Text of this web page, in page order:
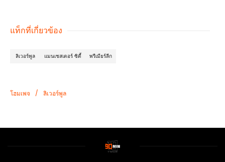
แท็กที่เกี่ยวข้อง
ลิเวอร์พูล แมนเชสเตอร์ ซิตี้ พรีเมียร์ลีก
โฮมเพจ / ลิเวอร์พูล